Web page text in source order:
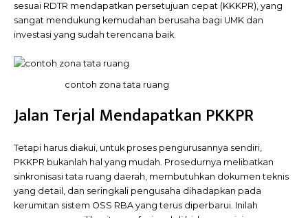
sesuai RDTR mendapatkan persetujuan cepat (KKKPR), yang
sangat mendukung kemudahan berusaha bagi UMK dan
investasi yang sudah terencana baik.
contoh zona tata ruang
Jalan Terjal Mendapatkan PKKPR
Tetapi harus diakui, untuk proses pengurusannya sendiri,
PKKPR bukanlah hal yang mudah. Prosedurnya melibatkan
sinkronisasi tata ruang daerah, membutuhkan dokumen teknis
yang detail, dan seringkali pengusaha dihadapkan pada
kerumitan sistem OSS RBA yang terus diperbarui. Inilah